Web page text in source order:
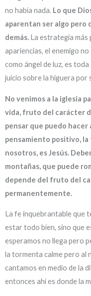
no había nada. Lo que
aparentan ser algo pero
demás. La estrategia más
apariencias, el enemigo
como ángel de luz, es
juicio sobre la higuera por
No venimos a la iglesia
vida, fruto del carácter
pensar que puedo hacer
pensamiento positivo, la
nosotros, es Jesús.
montañas, que puede
depende del fruto del
permanentemente.
La fe inquebrantable que
estar todo bien, sino que
esperamos no llega pero
la tormenta calme pero al
cantamos en medio de la
entonces ahí es donde la